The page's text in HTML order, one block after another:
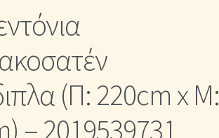
(Π: 220cm x Μ:
– 2019539731